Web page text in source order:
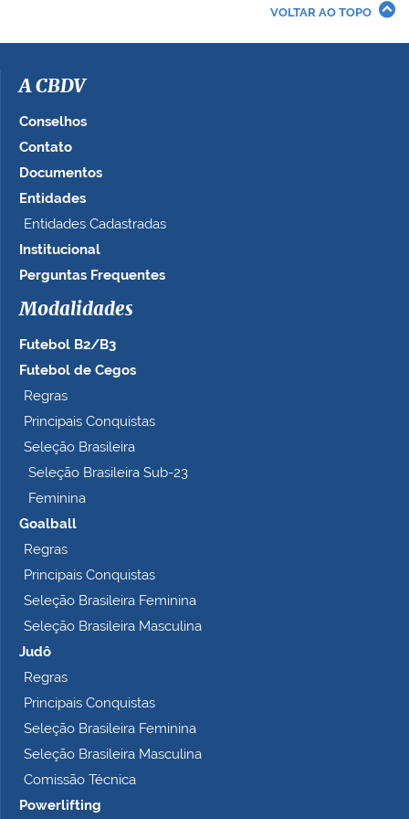
i
a
e
o
t
a
n
o
o
m
e
t
VOLTAR AO TOPO
A CBDV
Conselhos
Contato
Documentos
Entidades
Entidades Cadastradas
Institucional
Perguntas Frequentes
Modalidades
Futebol B2/B3
Futebol de Cegos
Regras
Principais Conquistas
Seleção Brasileira
Seleção Brasileira Sub-23
Feminina
Goalball
Regras
Principais Conquistas
Seleção Brasileira Feminina
Seleção Brasileira Masculina
Judô
Regras
Principais Conquistas
Seleção Brasileira Feminina
Seleção Brasileira Masculina
Comissão Técnica
Powerlifting